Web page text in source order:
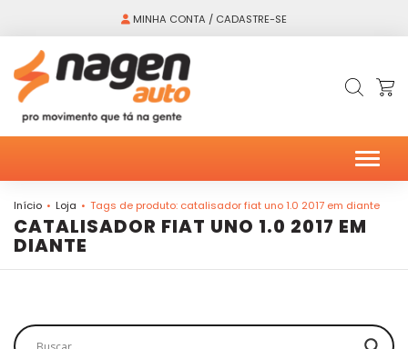
MINHA CONTA / CADASTRE-SE
Início Loja Tags de produto: catalisador fiat uno 1.0 2017 em diante
CATALISADOR FIAT UNO 1.0 2017 EM
DIANTE